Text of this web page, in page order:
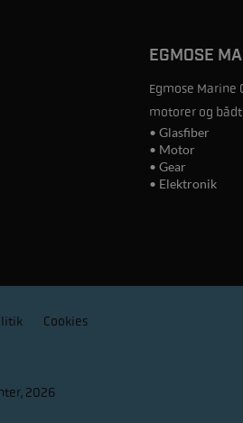
EGMOSE
Egmose
motorer og
• Glasfiber
• Motor
• Gear
• Elektronik
Cookies
2026